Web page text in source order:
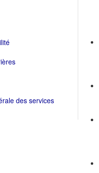
des services